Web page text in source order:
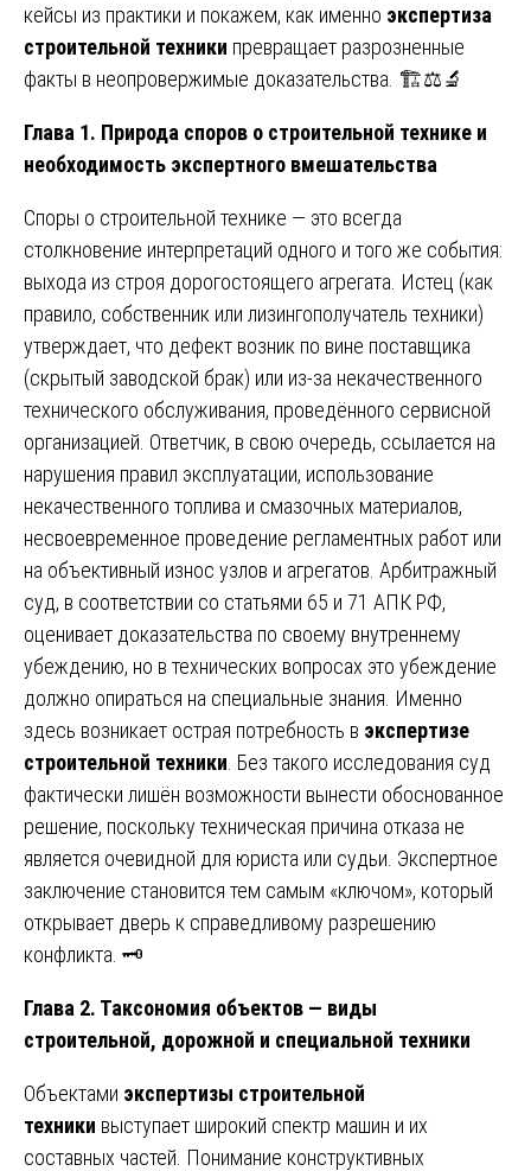
кейсы из практики и покажем, как именно экспертиза
строительной техники превращает разрозненные
факты в неопровержимые доказательства. 🏗️⚖️🔬
Глава 1. Природа споров о строительной технике и
необходимость экспертного вмешательства
Споры о строительной технике — это всегда
столкновение интерпретаций одного и того же события:
выхода из строя дорогостоящего агрегата. Истец (как
правило, собственник или лизингополучатель техники)
утверждает, что дефект возник по вине поставщика
(скрытый заводской брак) или из-за некачественного
технического обслуживания, проведённого сервисной
организацией. Ответчик, в свою очередь, ссылается на
нарушения правил эксплуатации, использование
некачественного топлива и смазочных материалов,
несвоевременное проведение регламентных работ или
на объективный износ узлов и агрегатов. Арбитражный
суд, в соответствии со статьями 65 и 71 АПК РФ,
оценивает доказательства по своему внутреннему
убеждению, но в технических вопросах это убеждение
должно опираться на специальные знания. Именно
здесь возникает острая потребность в экспертизе
строительной техники . Без такого исследования суд
фактически лишён возможности вынести обоснованное
решение, поскольку техническая причина отказа не
является очевидной для юриста или судьи. Экспертное
заключение становится тем самым «ключом», который
открывает дверь к справедливому разрешению
конфликта. 🗝️
Глава 2. Таксономия объектов — виды
строительной, дорожной и специальной техники
Объектами экспертизы строительной
техники выступает широкий спектр машин и их
составных частей. Понимание конструктивных